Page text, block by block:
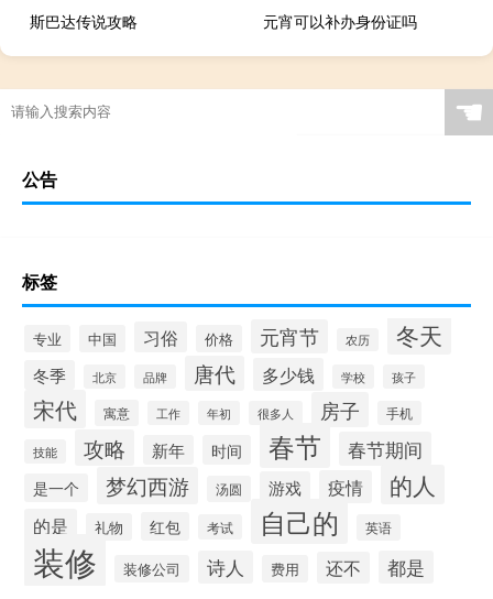
斯巴达传说攻略
元宵可以补办身份证吗
☚
公告
标签
专业 中国 习俗 价格 元宵节 农历 冬天
冬季 北京 品牌 唐代 多少钱 学校 孩子
宋代 寓意 工作 年初 很多人 房子 手机
技能 攻略 新年 时间 春节 春节期间
是一个 梦幻西游 汤圆 游戏 疫情 的人
的是 礼物 红包 考试 自己的 英语
装修 装修公司 诗人 费用 还不 都是